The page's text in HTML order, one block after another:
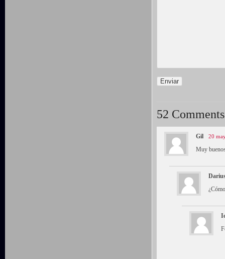
52 Comments
Gil 20
Muy